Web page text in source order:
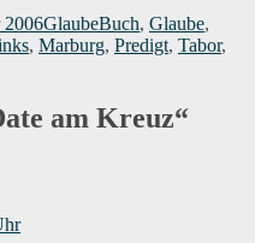
2006GlaubeBuch, Glaube,
, Marburg, Predigt, Tabor,
am Kreuz“